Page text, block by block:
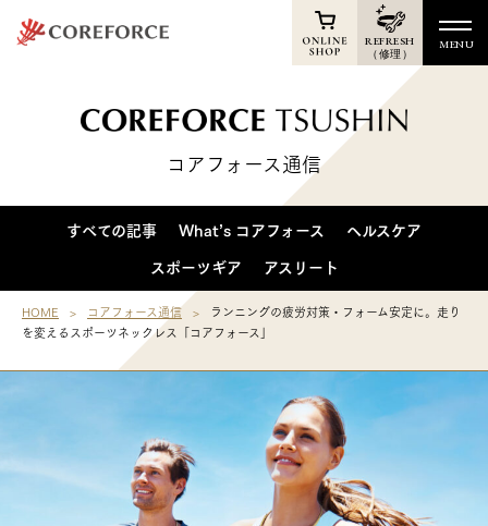
REFRESH
（修理）
MENU
Online Shop
Support
Reports
コアフォース通信
すべての記事 What’s コアフォース
ヘルスケア
スポーツギア
アスリート
HOME コアフォース通信
ランニングの疲労対策・フォーム安定に。走り
を変えるスポーツネックレス「コアフォース」